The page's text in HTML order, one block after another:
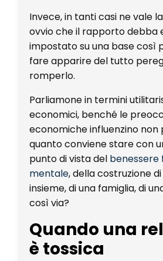
Invece, in tanti casi ne vale
ovvio che il rapporto debba
impostato su una base così
fare apparire del tutto
romperlo.
Parliamone in termini
economici, benché le
economiche influenzino non
quanto conviene stare con
punto di vista del benessere
mentale, della costruzione
insieme, di una famiglia, di
così via?
Quando una
è tossica